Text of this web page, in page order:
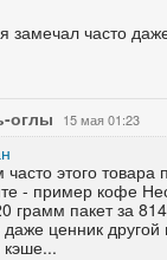
часто
оглы 15 мая 01:23
этого товара
- пример кофе
грамм пакет за
ценник другой
кэше...